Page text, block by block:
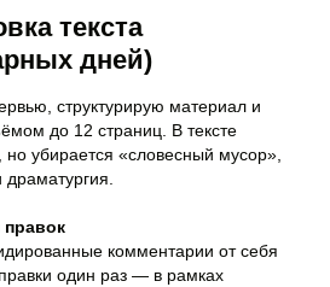
текста
дней)
структурирую материал и
до 12 страниц. В тексте
но убирается «словесный мусор»,
драматургия.
комментарии от себя
один раз — в рамках